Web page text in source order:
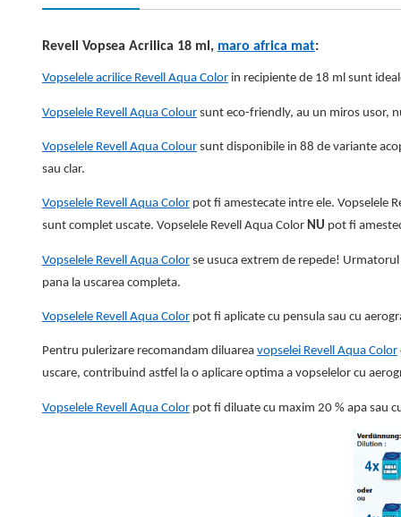
Revell Vopsea Acrilica 18 ml, maro africa mat:
Vopselele acrilice Revell Aqua Colorin recipiente de 18 ml sunt
Vopselele Revell Aqua Coloursunt eco-friendly, au un miros usor,
Vopselele Revell Aqua Colour sunt disponibile in 88 de variante
sau clar.
Vopselele Revell Aqua Colorpot fi amestecate intre ele. Vopselele
sunt complet uscate. Vopselele Revell Aqua Color NU pot fi
Vopselele Revell Aqua Colorse usuca extrem de repede!
pana la uscarea completa.
Vopselele Revell Aqua Colorpot fi aplicate cu pensula sau cu
Pentru pulerizare recomandam diluarea vopselei Revell Aqua Color
uscare, contribuind astfel la o aplicare optima a vopselelor cu
Vopselele Revell Aqua Colorpot fi diluate cu maxim 20 % apa sau